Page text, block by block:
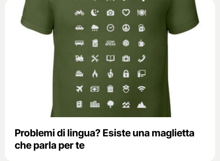
Problemi di lingua? Esiste una maglietta
che parla per te